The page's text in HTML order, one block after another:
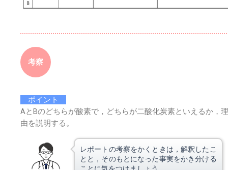
考察
ポイント
AとBのどちらが酸素で，どちらが二酸化炭素といえるか，理
由を説明する。
レポートの考察をかくときは，解釈したこ
とと，そのもとになった事実をかき分ける